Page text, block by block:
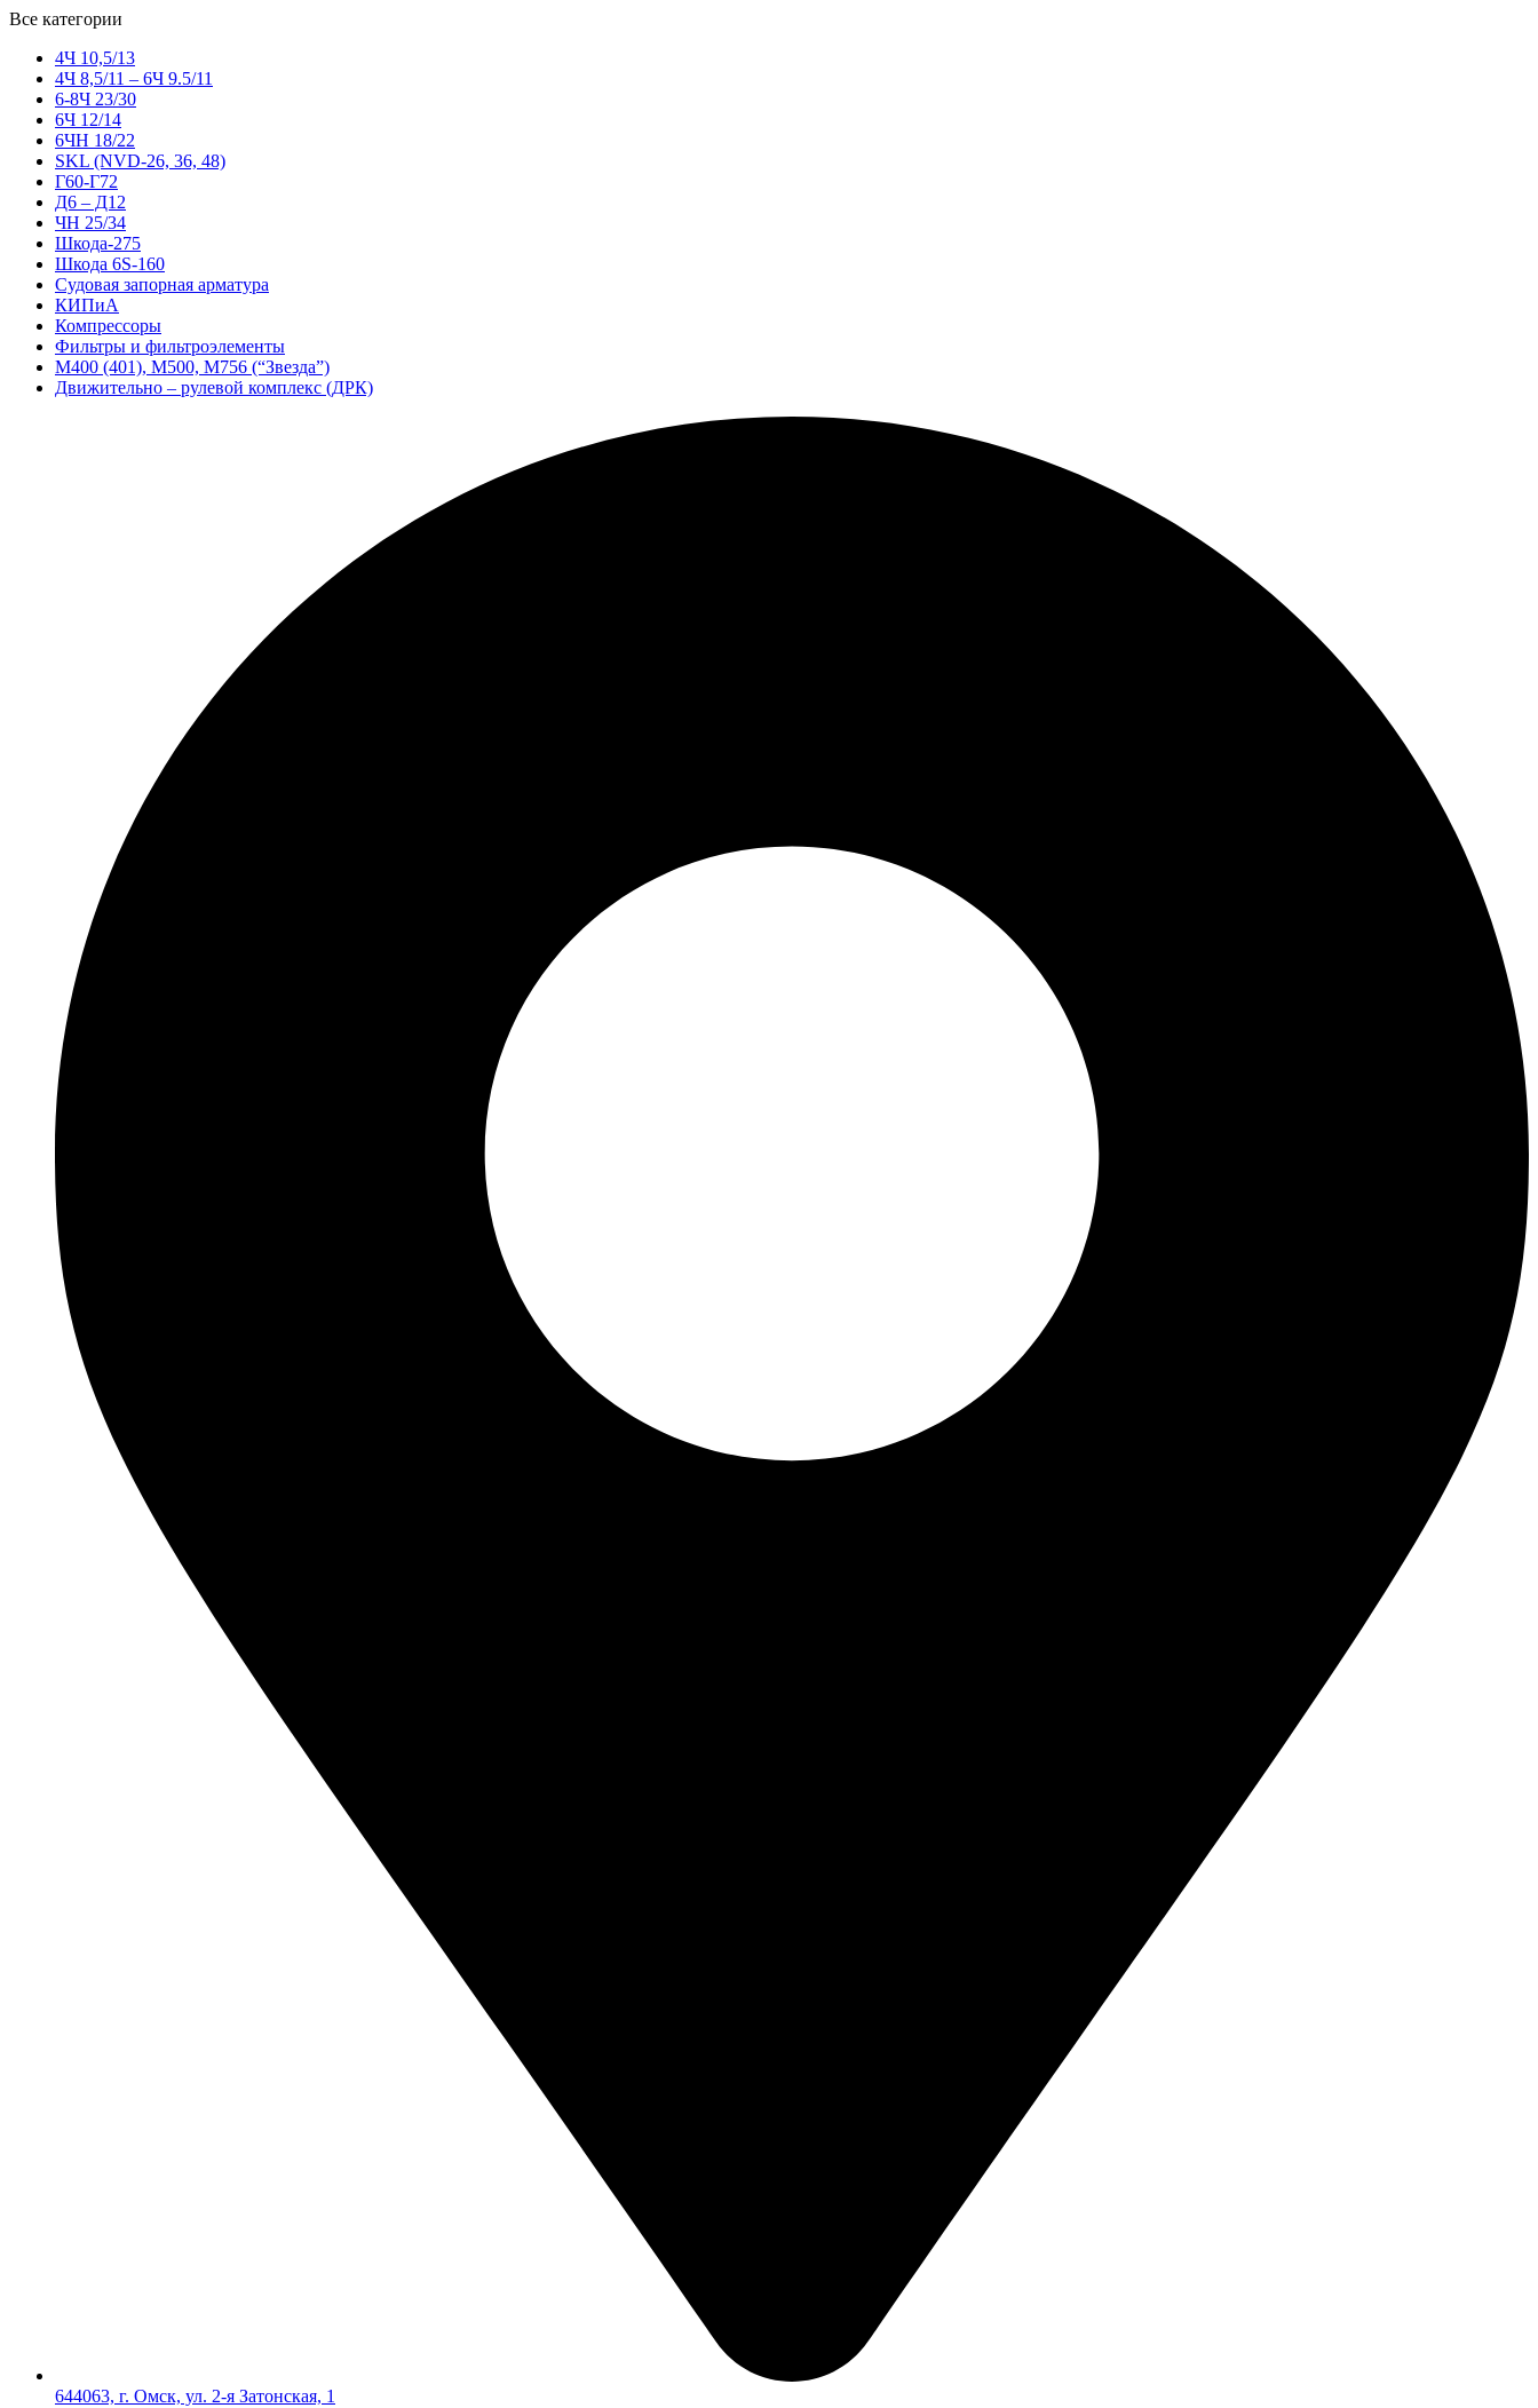
Все категории
4Ч 10,5/13
4Ч 8,5/11 – 6Ч 9.5/11
6-8Ч 23/30
6Ч 12/14
6ЧН 18/22
SKL (NVD-26, 36, 48)
Г60-Г72
Д6 – Д12
ЧН 25/34
Шкода-275
Шкода 6S-160
Судовая запорная арматура
КИПиА
Компрессоры
Фильтры и фильтроэлементы
М400 (401), М500, М756 (“Звезда”)
Движительно – рулевой комплекс (ДРК)
644063, г. Омск, ул. 2-я Затонская, 1